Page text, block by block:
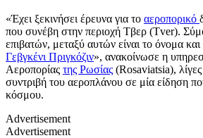
«Έχει ξεκινήσει έρευνα για το αεροπορικό
που συνέβη στην περιοχή Τβερ (Tver).
επιβατών, μεταξύ αυτών είναι το όνομα
Γεβγκένι Πριγκόζιν», ανακοίνωσε η
Αεροπορίας της Ρωσίας (Rosaviatsia),
συντριβή του αεροπλάνου σε μία είδηση
κόσμου.
Advertisement
Advertisement